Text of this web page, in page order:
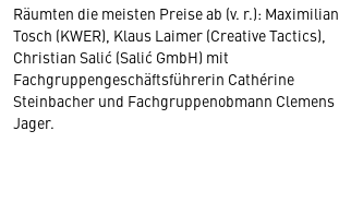
Räumten die meisten Preise ab (v. r.): Maximilian
Tosch (KWER), Klaus Laimer (Creative Tactics),
Christian Salić (Salić GmbH) mit
Fachgruppengeschäftsführerin Cathérine
Steinbacher und Fachgruppenobmann Clemens
Jager.